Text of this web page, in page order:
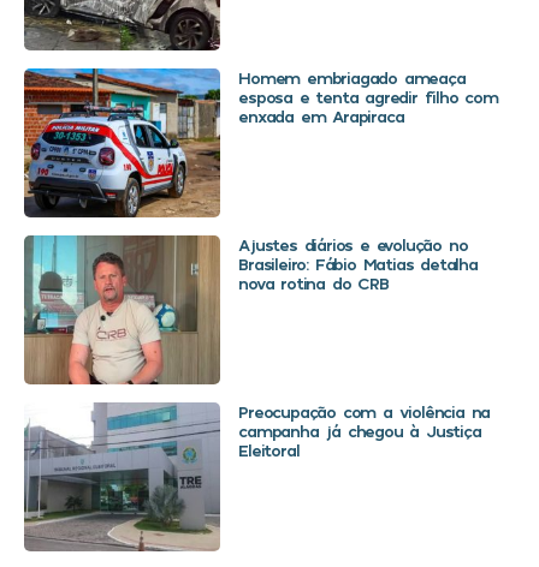
Homem embriagado ameaça
esposa e tenta agredir filho com
enxada em Arapiraca
Ajustes diários e evolução no
Brasileiro: Fábio Matias detalha
nova rotina do CRB
Preocupação com a violência na
campanha já chegou à Justiça
Eleitoral